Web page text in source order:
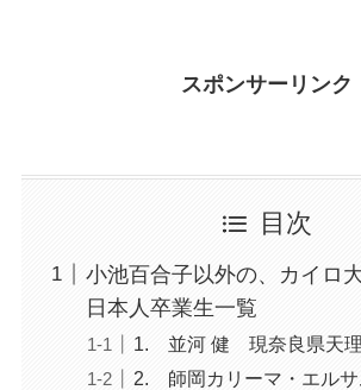
スポンサーリンク
目次
小池百合子以外の、カイロ
日本人卒業生一覧
1. 並河 健 現奈良県天
2. 師岡カリーマ・エル